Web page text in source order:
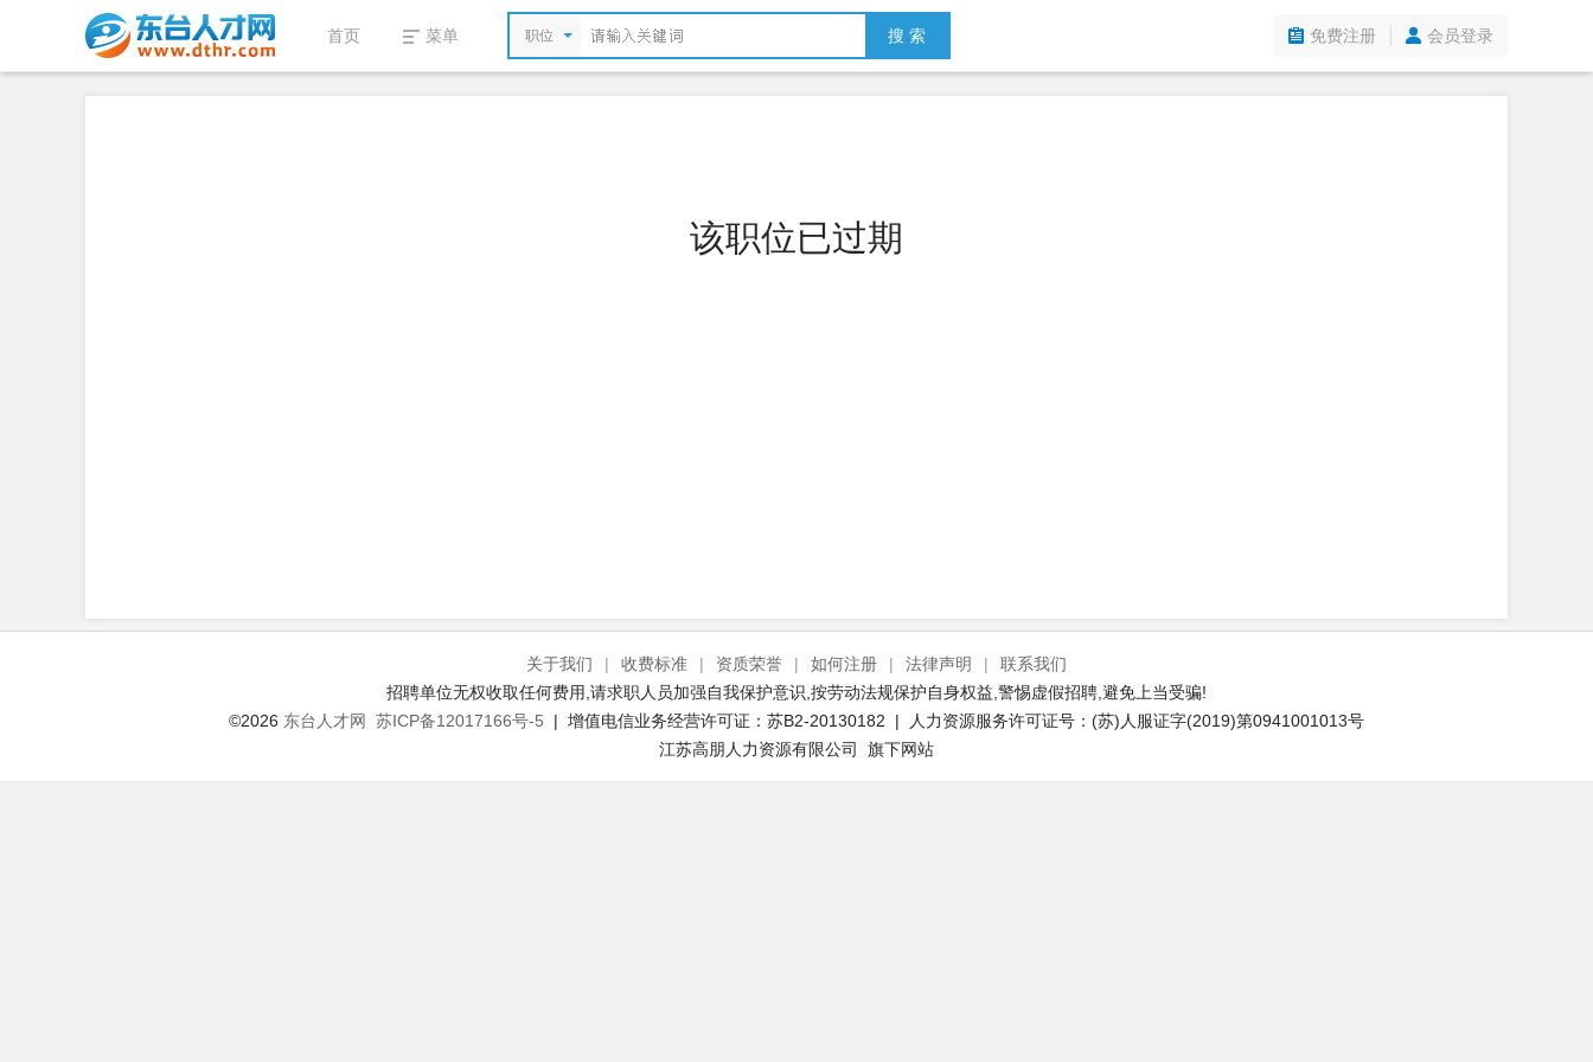
首页 菜单 职位 搜 索 免费注册 会员登录
该职位已过期
关于我们 | 收费标准 | 资质荣誉 | 如何注册 | 法律声明 |
联系我们
招聘单位无权收取任何费用,请求职人员加强自我保护意识,按劳动法规保护自身权益,警惕虚假招聘,避免上当受骗!
©2026 东台人才网 苏ICP备12017166号-5 | 增值电信业务经营许可证：苏B2-20130182 | 人力资源服务许可证号：(苏)人服证字(2019)第0941001013号
江苏高朋人力资源有限公司 旗下网站